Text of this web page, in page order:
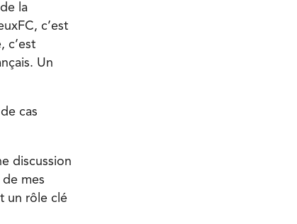
la
c’est
c’est
Un
cas
discussion
mes
un rôle clé